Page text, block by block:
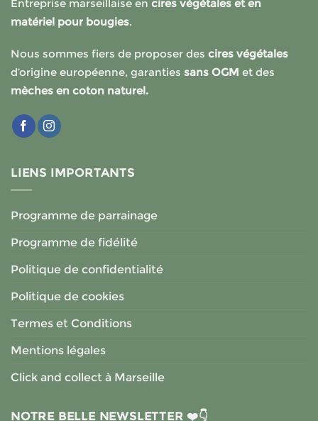
Entreprise marseillaise en cires végétales et en
matériel pour bougies.
Nous sommes fiers de proposer des cires végétales
d’origine européenne, garanties sans OGM et des
mèches en coton naturel.
LIENS IMPORTANTS
Programme de parrainage
Programme de fidélité
Politique de confidentialité
Politique de cookies
Termes et Conditions
Mentions légales
Click and collect à Marseille
NOTRE BELLE NEWSLETTER ❤️👇